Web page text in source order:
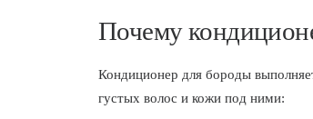
Почему
Кондиционер для бороды
густых волос и кожи под ними: